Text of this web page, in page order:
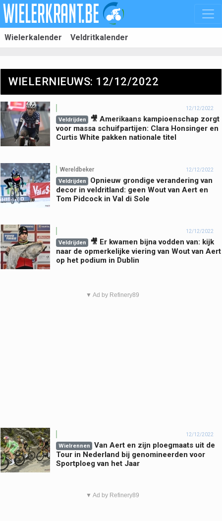
Wielerkalender Veldritkalender
WIELERNIEUWS: 12/12/2022
12/12/2022
Veldrijden
🎥 Amerikaans kampioenschap zorgt
voor massa schuifpartijen: Clara Honsinger en
Curtis White pakken nationale titel
Wereldbeker 12/12/2022
Veldrijden
Opnieuw grondige verandering van
decor in veldritland: geen Wout van Aert en
Tom Pidcock in Val di Sole
12/12/2022
Veldrijden
🎥 Er kwamen bijna vodden van: kijk
naar de opmerkelijke viering van Wout van Aert
op het podium in Dublin
▼ Ad by Refinery89
12/12/2022
Wielrennen
Van Aert en zijn ploegmaats uit de
Tour in Nederland bij genomineerden voor
Sportploeg van het Jaar
▼ Ad by Refinery89